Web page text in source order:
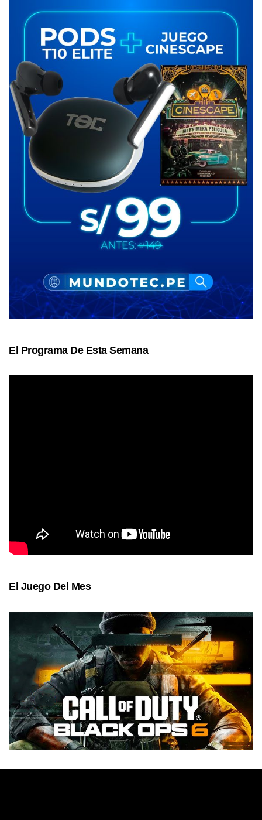
El Programa De Esta Semana
El Juego Del Mes